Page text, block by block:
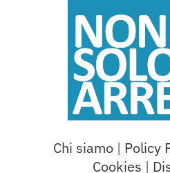
Chi siamo| Policy
Cookies |